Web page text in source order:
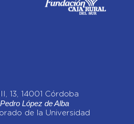
13, 14001 Córdoba
Pedro López de Alba
de la Universidad